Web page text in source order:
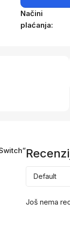
Načini
plaćanja:
Još nema